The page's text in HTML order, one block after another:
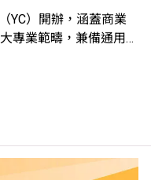
YC）開辦，涵蓋商業
專業範疇，兼備通用技
份單元以中文授課及評